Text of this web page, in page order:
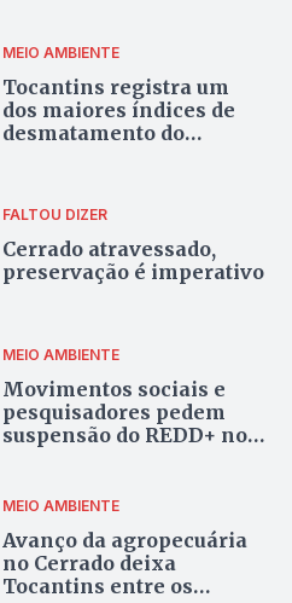
sementes do Cerrado
MEIO AMBIENTE
Tocantins registra um
dos maiores índices de
desmatamento do
FALTOU DIZER
Cerrado atravessado,
preservação é imperativo
MEIO AMBIENTE
Movimentos sociais e
pesquisadores pedem
suspensão do REDD+ no
MEIO AMBIENTE
Avanço da agropecuária
no Cerrado deixa
Tocantins entre os